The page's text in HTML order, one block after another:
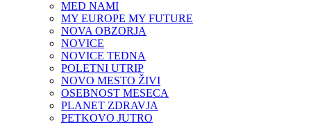
MED NAMI
MY EUROPE MY FUTURE
NOVA OBZORJA
NOVICE
NOVICE TEDNA
POLETNI UTRIP
NOVO MESTO ŽIVI
OSEBNOST MESECA
PLANET ZDRAVJA
PETKOVO JUTRO